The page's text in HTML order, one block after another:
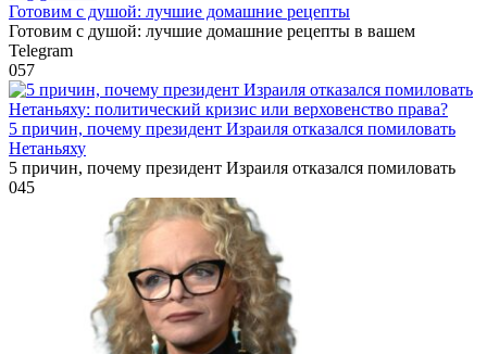
Готовим с душой: лучшие домашние рецепты
Готовим с душой: лучшие домашние рецепты в вашем
Telegram
057
5 причин, почему президент Израиля отказался помиловать
Нетаньяху
5 причин, почему президент Израиля отказался помиловать
045